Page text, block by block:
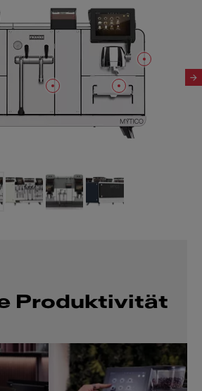
Produktivität